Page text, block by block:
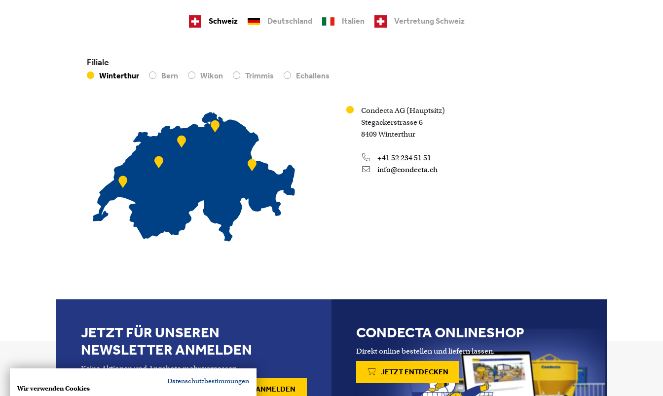
Schweiz Deutschland Italien Vertretung Schweiz
Condecta AG (Hauptsitz)
Stegackerstrasse 6
8409 Winterthur
+41 52 234 51 51
info@condecta.ch
Filiale
Winterthur Bern Wikon Trimmis Echallens
JETZT FÜR UNSEREN
NEWSLETTER ANMELDEN
Keine Aktionen und Angebote mehr verpassen.
ANMELDEN
CONDECTA ONLINESHOP
Direkt online bestellen und liefern lassen.
JETZT ENTDECKEN
Datenschutzbestimmungen
Wir verwenden Cookies